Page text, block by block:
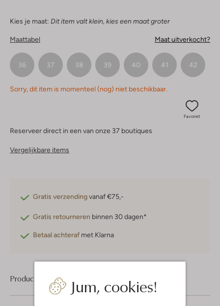
Jum, cookies!
Kies je maat: Dit item valt klein, kies een maat groter
Maattabel Maat uitverkocht?
36 37 38 39 40 41 42
Sorry, dit item is momenteel (nog) niet beschikbaar.
Favoriet
Reserveer direct in een van onze 37 boutiques
Vergelijkbare items
Gratis verzendingvanaf €75,-
Gratis retourneren binnen 30 dagen*
Betaal achteraf met Klarna
Product informatie